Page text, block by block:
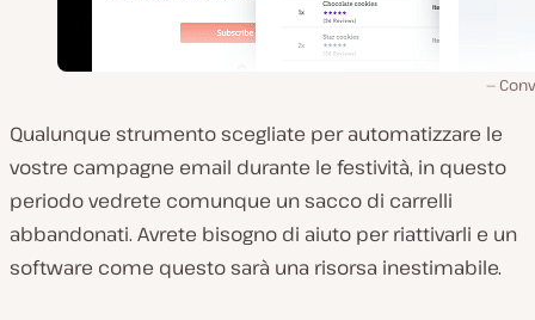
Qualunque strumento scegliate per automatizzare le
vostre campagne email durante le festività, in questo
periodo vedrete comunque un sacco di carrelli
abbandonati. Avrete bisogno di aiuto per riattivarli e un
software come questo sarà una risorsa inestimabile.